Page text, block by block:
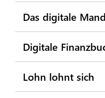
Das digitale
Digitale
Lohn lohnt sich